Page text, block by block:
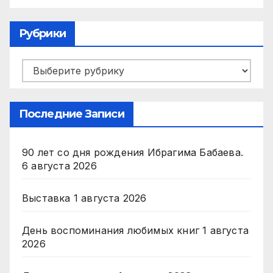
Рубрики
Рубрики
Последние Записи
90 лет со дня рождения Ибрагима Бабаева.
6 августа 2026
Выставка 1 августа 2026
День воспоминания любимых книг 1 августа
2026